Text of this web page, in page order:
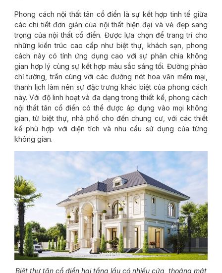
Phong cách nội thất tân cổ điển là sự kết hợp tinh tế giữa
các chi tiết đơn giản của nội thất hiện đại và vẻ đẹp sang
trọng của nội thất cổ điển. Được lựa chọn để trang trí cho
những kiến trúc cao cấp như biệt thự, khách sạn, phong
cách này có tính ứng dụng cao với sự phân chia không
gian hợp lý cùng sự kết hợp màu sắc sáng tối. Đường phào
chỉ tường, trần cùng với các đường nét hoa văn mềm mại,
thanh lịch làm nên sự đặc trưng khác biệt của phong cách
này. Với độ linh hoạt và đa dạng trong thiết kế, phong cách
nội thất tân cổ điển có thể được áp dụng vào mọi không
gian, từ biệt thự, nhà phố cho đến chung cư, với các thiết
kế phù hợp với diện tích và nhu cầu sử dụng của từng
không gian.
Biệt thự tân cổ điển hai tầng lầu có nhiều cửa, thoáng mát